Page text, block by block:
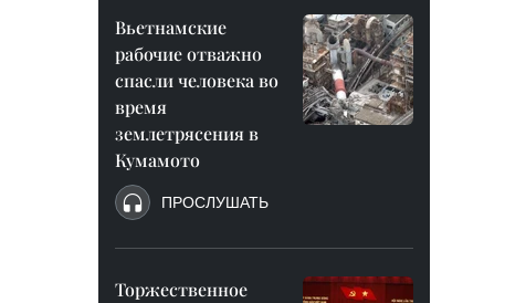
Вьетнамские
рабочие отважно
спасли человека во
время
землетрясения в
Кумамото
ПРОСЛУШАТЬ
Торжественное